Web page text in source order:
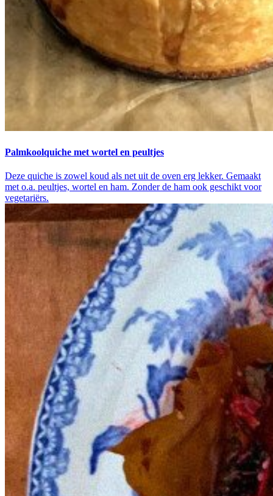
Palmkoolquiche met wortel en peultjes
Deze quiche is zowel koud als net uit de oven erg lekker. Gemaakt
met o.a. peultjes, wortel en ham. Zonder de ham ook geschikt voor
vegetariërs.